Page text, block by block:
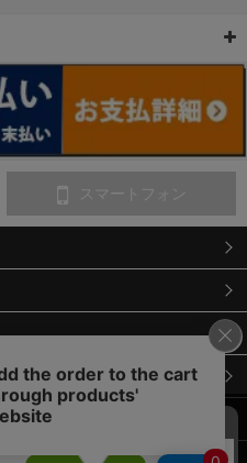
ンス
スマートフォン
だくため（なりすまし防止
め、クッキー(Cookie)を使用